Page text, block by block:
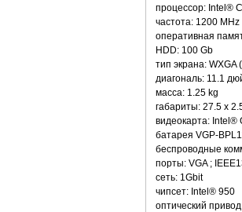
процессор: Intel®
частота: 1200 MHz
оперативная
HDD: 100 Gb
тип экрана: WXGA
диагональ: 11.1
масса: 1.25 kg
габариты: 27.5 x
видеокарта: Intel®
батарея VGP-
беспроводные
порты: VGA ;
сеть: 1Gbit
чипсет: Intel® 950
оптический